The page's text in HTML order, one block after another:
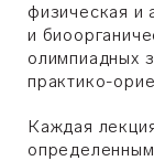
физическая и
и
олимпиадных
практико-
Каждая